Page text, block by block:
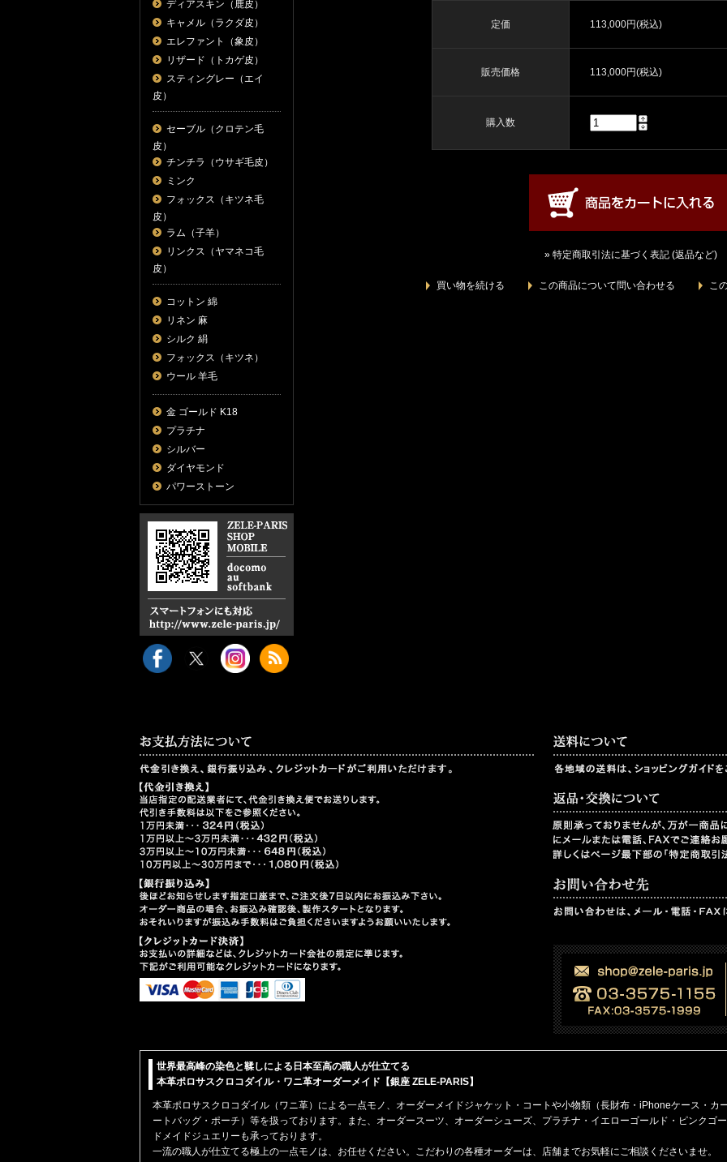
定価 113,000円(税込)
販売価格 113,000円(税込)
購入数
» 特定商取引法に基づく表記 (返品など)
買い物を続ける この商品について問い合わせる こ
ディアスキン（鹿皮）
キャメル（ラクダ皮）
エレファント（象皮）
リザード（トカゲ皮）
スティングレー（エイ
皮）
セーブル（クロテン毛
皮）
チンチラ（ウサギ毛皮）
ミンク
フォックス（キツネ毛
皮）
ラム（子羊）
リンクス（ヤマネコ毛
皮）
コットン 綿
リネン 麻
シルク 絹
フォックス（キツネ）
ウール 羊毛
金 ゴールド K18
プラチナ
シルバー
ダイヤモンド
パワーストーン
世界最高峰の染色と鞣しによる日本至高の職人が仕立てる
本革ポロサスクロコダイル・ワニ革オーダーメイド【銀座 ZELE-PARIS】
本革ポロサスクロコダイル（ワニ革） による一点モノ、 オーダーメイドジャケット・コート や小物類（長財布・iPhoneケース・カ
ートバッグ・ポーチ） 等を扱っております。また、オーダースーツ、オーダーシューズ、プラチナ・イエローゴールド・ピンクゴ
ドメイドジュエリーも承っております。
一流の職人が仕立てる極上の一点モノは、お任せください。こだわりの各種オーダーは、店舗までお気軽にご相談くださいませ。